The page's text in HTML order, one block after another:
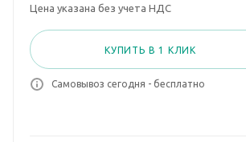
Цена указана без учета НДС
КУПИТЬ В 1 КЛИК
Самовывоз сегодня - бесплатно